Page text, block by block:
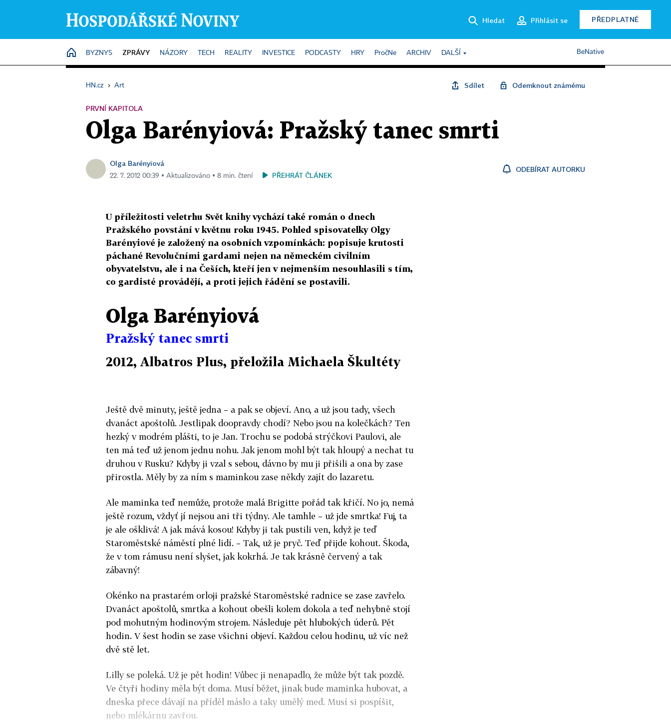
Hledat Přihlásit se PŘEDPLATNÉ
HOME
BYZNYS ZPRÁVY NÁZORY TECH REALITY INVESTICE PODCASTY HRY PročNe ARCHIV DALŠÍ BeNative
HN.cz › Art Sdílet Odemknout známému
PRVNÍ KAPITOLA
Olga Barényiová: Pražský tanec smrti
Olga Barényiová
22. 7. 2012 00:39 ▪ Aktualizováno ▪ 8 min. čtení PŘEHRÁT ČLÁNEK
ODEBÍRAT AUTORKU
U příležitosti veletrhu Svět knihy vychází také román o dnech
Pražského povstání v květnu roku 1945. Pohled spisovatelky Olgy
Barényiové je založený na osobních vzpomínkách: popisuje krutosti
páchané Revolučními gardami nejen na německém civilním
obyvatelstvu, ale i na Češích, kteří jen v nejmenším nesouhlasili s tím,
co gardisté provádějí, a proti jejich řádění se postavili.
Olga Barényiová
Pražský tanec smrti
2012, Albatros Plus, přeložila Michaela Škultéty
Ještě dvě minuty, ještě jedna – a pak se objeví. Ano, a už jsou tady, všech
dvanáct apoštolů. Jestlipak doopravdy chodí? Nebo jsou na kolečkách? Ten
hezký v modrém plášti, to je Jan. Trochu se podobá strýčkovi Paulovi, ale
ten má teď už jenom jednu nohu. Jak jenom mohl být tak hloupý a nechat tu
druhou v Rusku? Kdyby ji vzal s sebou, dávno by mu ji přišili a ona by zase
přirostla. Měly by za ním s maminkou zase někdy zajít do lazaretu.
Ale maminka teď nemůže, protože malá Brigitte pořád tak křičí. No jo, nemá
ještě rozum, vždyť jí nejsou ani tři týdny. Ale tamhle – už jde smrtka! Fuj, ta
je ale ošklivá! A jak mává kosou! Kdyby ji tak pustili ven, když je teď
Staroměstské náměstí plné lidí. – Tak, už je pryč. Teď přijde kohout. Škoda,
že v tom rámusu není slyšet, jak kokrhá. Je tak krásně červený a tak
zábavný!
Okénko na prastarém orloji pražské Staroměstské radnice se zase zavřelo.
Dvanáct apoštolů, smrtka a kohout obešli kolem dokola a teď nehybně stojí
pod mohutným hodinovým strojem. Následuje pět hlubokých úderů. Pět
hodin. V šest hodin se zase všichni objeví. Každou celou hodinu, už víc než
dvě stě let.
Lilly se poleká. Už je pět hodin! Vůbec ji nenapadlo, že může být tak pozdě.
Ve čtyři hodiny měla být doma. Musí běžet, jinak bude maminka hubovat, a
dneska přece dávají na příděl máslo a taky umělý med. Musí si pospíšit,
nebo mlékárnu zavřou.